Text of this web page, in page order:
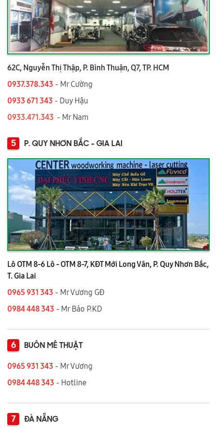
62C, Nguyễn Thị Thập, P. Bình Thuận, Q7, TP. HCM
0937.378.343 - Mr Cường
0933 671 343 - Duy Hậu
0933.471.343 - Mr Nam
5 P. QUY NHƠN BẮC - GIA LAI
Lô OTM 8-6 Lô - OTM 8-7, KĐT Mới Long Vân, P. Quy Nhơn Bắc,
T. Gia Lai
0965 931 343 - Mr Vương GĐ
0984 448 343 - Mr Bảo P.KD
6 BUÔN MÊ THUẬT
0965 931 343 - Mr Vương
0984 448 343 - Hotline
7 ĐÀ NẴNG